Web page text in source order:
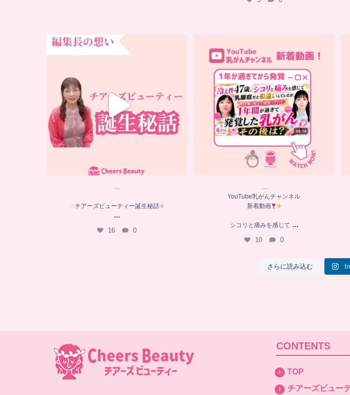
…
チアーズビューティー誕生秘話
…
チアーズビューティー誕生秘話
...
16 0
YouTube乳がんチャンネル
新着動画
シコリと痛みを感じて...
10 0
…
YouTube乳がんチャンネル
新着動画
シコリと痛みを感じて ...
10 0
さらに読み込む
CONTENTS
TOP
チアーズビュー